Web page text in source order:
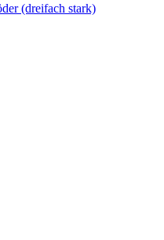
(dreifach stark)